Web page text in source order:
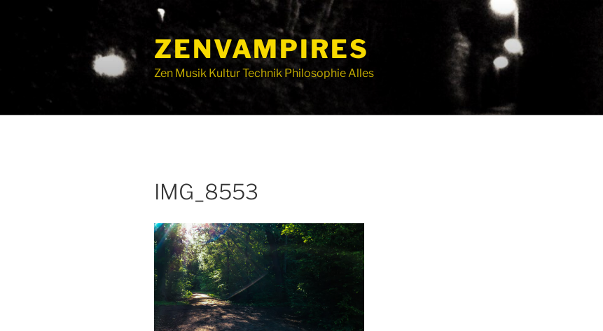
ZENVAMPIRES
Zen Musik Kultur Technik Philosophie Alles
IMG_8553